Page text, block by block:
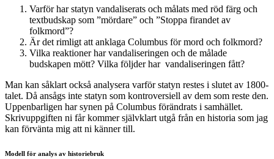
Varför har statyn vandaliserats och målats med röd färg och
textbudskap som ”mördare” och ”Stoppa firandet av
folkmord”?
Är det rimligt att anklaga Columbus för mord och folkmord?
Vilka reaktioner har vandaliseringen och de målade
budskapen mött? Vilka följder har vandaliseringen fått?
Man kan såklart också analysera varför statyn restes i slutet av 1800-
talet. Då ansågs inte statyn som kontroversiell av dem som reste den.
Uppenbarligen har synen på Columbus förändrats i samhället.
Skrivuppgiften ni får kommer självklart utgå från en historia som jag
kan förvänta mig att ni känner till.
Modell för analys av historiebruk